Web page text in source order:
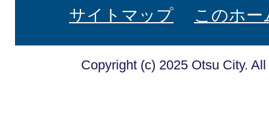
サイトマップ このホ
Copyright (c) 2025 Otsu City.